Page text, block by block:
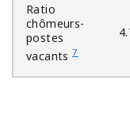
Ratio
chômeurs-
postes
vacants7